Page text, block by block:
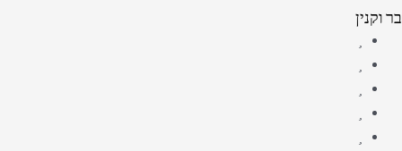
בר וקנין